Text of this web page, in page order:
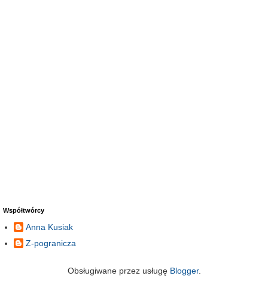
Współtwórcy
Anna Kusiak
Z-pogranicza
Obsługiwane przez usługę Blogger.